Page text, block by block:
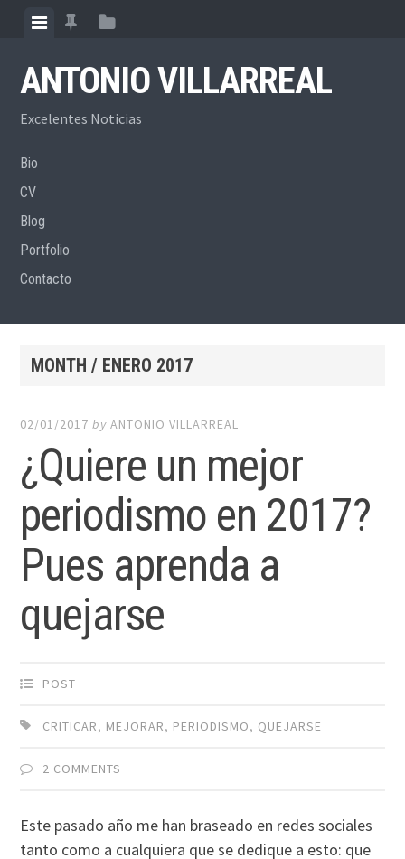
content
ViewView
posts
View
ANTONIO VILLARREAL
Excelentes Noticias
Bio
CV
Blog
Portfolio
Contacto
MONTH / ENERO 2017
02/01/2017 byANTONIO VILLARREAL
¿Quiere un mejor
periodismo en 2017?
Pues aprenda a
quejarse
POST
CRITICAR, MEJORAR, PERIODISMO, QUEJARSE
2 COMMENTS
Este pasado año me han braseado en redes sociales
tanto como a cualquiera que se dedique a esto: que